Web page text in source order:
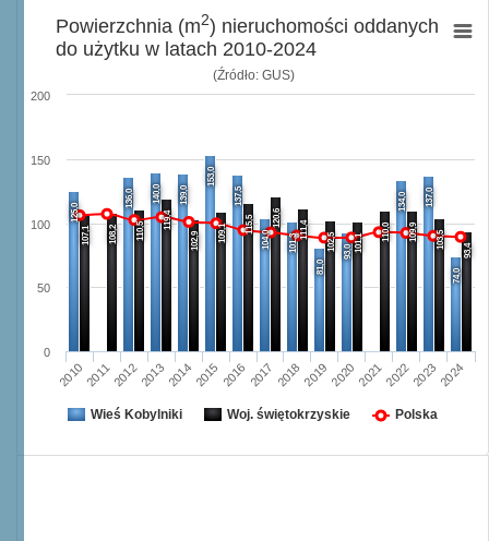
(Źródło: GUS)
125,0
136,0 140,0 139,0
153,0
137,5
104,0 101,3
81,0
93,0
134,0 137,0
74,0
107,1 108,2 110,5
119,4
102,9
109,1 115,5 120,6
111,4
102,5 101,1
110,0 109,9 103,5
93,4
201020112012201320142015 2016 2017 2018201920202021202220232024
0
50
100
150
200
Powierzchnia (m2) nieruchomości oddanych
do użytku w latach 2010-2024
Wieś Kobylniki Woj. świętokrzyskie Polska